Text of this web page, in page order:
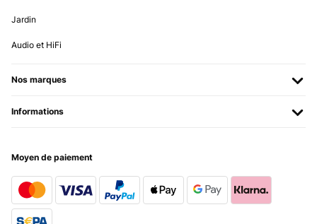
Jardin
Audio et HiFi
Nos marques
Informations
Moyen de paiement